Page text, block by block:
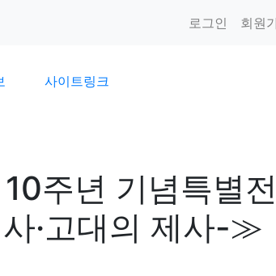
로그인 회원
사이트링크
주년 기념특별
·고대의 제사-≫